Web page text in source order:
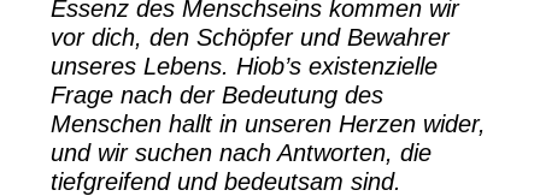
Essenz des Menschseins kommen wir
vor dich, den Schöpfer und Bewahrer
unseres Lebens. Hiob’s existenzielle
Frage nach der Bedeutung des
Menschen hallt in unseren Herzen wider,
und wir suchen nach Antworten, die
tiefgreifend und bedeutsam sind.